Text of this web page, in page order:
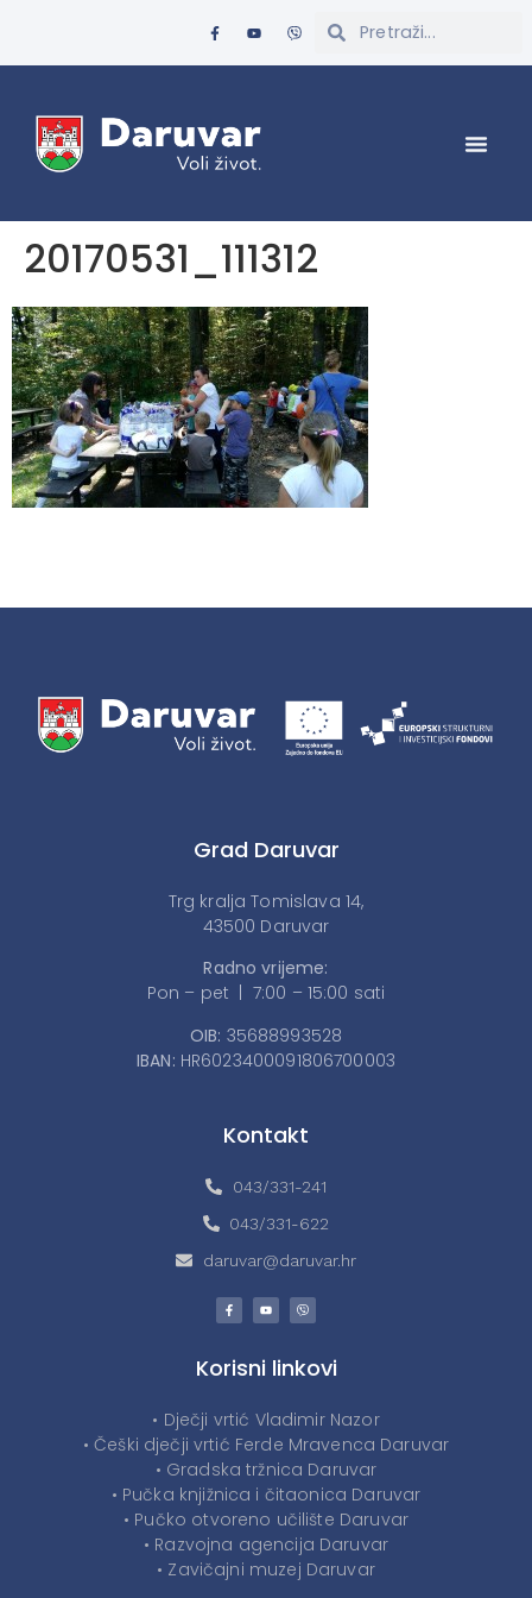
20170531_111312
Grad Daruvar
Trg kralja Tomislava 14,
43500 Daruvar
Radno vrijeme:
Pon – pet | 7:00 – 15:00 sati
OIB: 35688993528
IBAN: HR6023400091806700003
Kontakt
043/331-241
043/331-622
daruvar@daruvar.hr
Korisni linkovi
• Dječji vrtić Vladimir Nazor
• Češki dječji vrtić Ferde Mravenca Daruvar
• Gradska tržnica Daruvar
• Pučka knjižnica i čitaonica Daruvar
• Pučko otvoreno učilište Daruvar
• Razvojna agencija Daruvar
• Zavičajni muzej Daruvar